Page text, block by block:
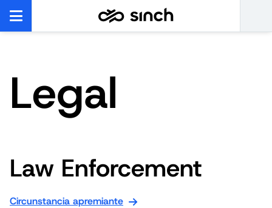
Legal
Law Enforcement
Circunstancia apremiante